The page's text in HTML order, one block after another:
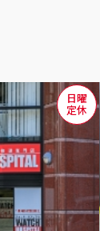
日曜
定休